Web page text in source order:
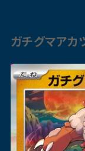
ガチグマアカ